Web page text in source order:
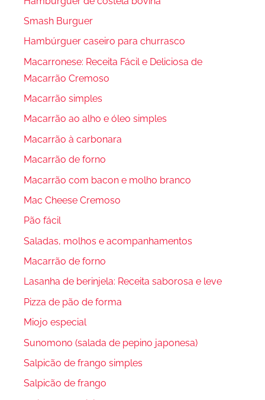
Smash Burguer
Hambúrguer caseiro para churrasco
Macarronese: Receita Fácil e Deliciosa de
Macarrão Cremoso
Macarrão simples
Macarrão ao alho e óleo simples
Macarrão à carbonara
Macarrão de forno
Macarrão com bacon e molho branco
Mac Cheese Cremoso
Pão fácil
Saladas, molhos e acompanhamentos
Macarrão de forno
Lasanha de berinjela: Receita saborosa e leve
Pizza de pão de forma
Miojo especial
Sunomono (salada de pepino japonesa)
Salpicão de frango simples
Salpicão de frango